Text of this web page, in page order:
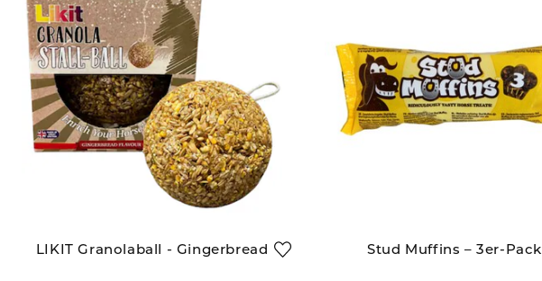
LIKIT Granolaball - Gingerbread Stud Muffins – 3er-Pack